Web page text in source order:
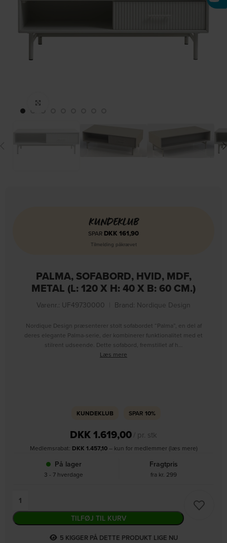
KUNDEKLUB
SPAR DKK 161,90
Tilmelding påkrævet
PALMA, SOFABORD, HVID, MDF,
METAL (L: 120 X H: 40 X B: 60 CM.)
Varenr.: UF49730000 Brand: Nordique Design
Nordique Design præsenterer stolt sofabordet “Palma”, en del af
deres elegante Palma-serie, der kombinerer funktionalitet med et
stilrent udseende. Dette sofabord, fremstillet af h…
Læs mere
KUNDEKLUB SPAR 10%
DKK1.619,00/ pr. stk
Medlemsrabat: DKK 1.457,10– kun for medlemmer (læs mere)
På lager
3 - 7 hverdage
Fragtpris
fra kr. 299
TILFØJ TIL KURV
5 KIGGER PÅ DETTE PRODUKT LIGE NU